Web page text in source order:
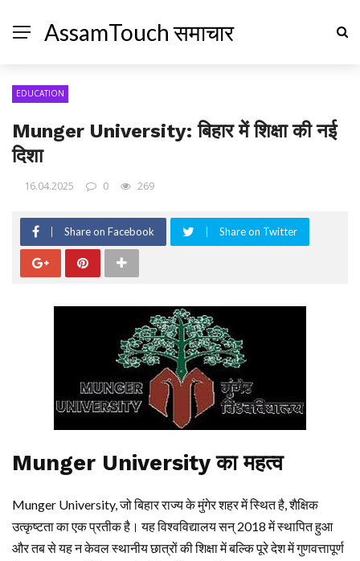
AssamTouch समाचार
EDUCATION
Munger University: बिहार में शिक्षा की नई
दिशा
16.04.2025 0 269
Share on Facebook Share on Twitter
Munger University का महत्व
Munger University, जो बिहार राज्य के मुंगेर शहर में स्थित है, शैक्षिक
उत्कृष्टता का एक प्रतीक है। यह विश्वविद्यालय सन् 2018 में स्थापित हुआ
और तब से यह न केवल स्थानीय छात्रों की शिक्षा में बल्कि पूरे देश में गुणवत्तापूर्ण